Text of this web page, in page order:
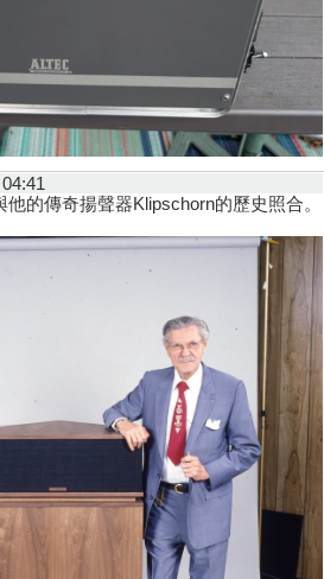
的傳奇揚聲器Klipschorn的歷史照合。